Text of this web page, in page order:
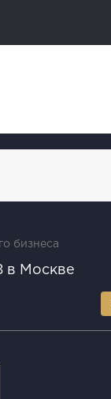
бизнеса
в Москве